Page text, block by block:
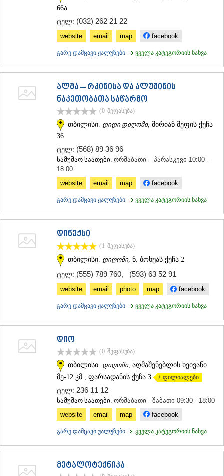
66ა
ტელ: (032) 262 21 22
website email map facebook
გარე დამცავი ჟალუზები ყველა კატეგორიის ნახვა
ალმა – რკინისა და ალუმინის
ნაკეთობათა საწარმო
(0 შეფასება)
თბილისი. დიდი დიღომი, მირიან მეფის ქუჩა
36
ტელ: (568) 89 36 96
სამუშაო საათები: ორშაბათი – პარასკევი 10:00 –
18:00
website
email map facebook
გარე დამცავი ჟალუზები ყველა კატეგორიის ნახვა
დინექსი
(1 შეფასება)
თბილისი. დიღომი, ნ. ბოხუას ქუჩა 2
ტელ: (555) 789 760, (593) 63 52 91
website email photo map facebook
გარე დამცავი ჟალუზები ყველა კატეგორიის ნახვა
დიო
(0 შეფასება)
თბილისი. დიღომი, აღმაშენებლის ხეივანი
მე-12 კმ., ფარსადანის ქუჩა 3 + ფილიალები
ტელ: 236 11 12
სამუშაო საათები: ორშაბათი - შაბათი 09:30 - 18:00
website
email map facebook
გარე დამცავი ჟალუზები ყველა კატეგორიის ნახვა
მეტალოტექნიკა